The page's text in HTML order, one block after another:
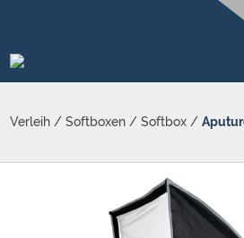
Verleih /Softboxen /Softbox /